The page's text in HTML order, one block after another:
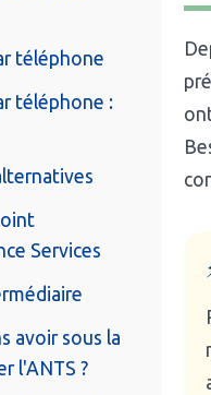
téléphone
téléphone :
Services
avoir sous la
l'ANTS ?